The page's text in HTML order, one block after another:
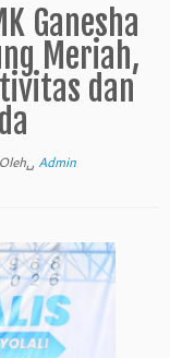
Ganesha
Meriah,
dan
Oleh␣ Admin